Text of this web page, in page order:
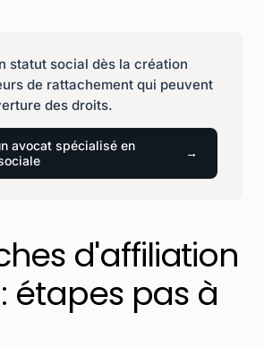
statut social dès la création
de rattachement qui peuvent
des droits.
avocat spécialisé en
d'affiliation
étapes pas à